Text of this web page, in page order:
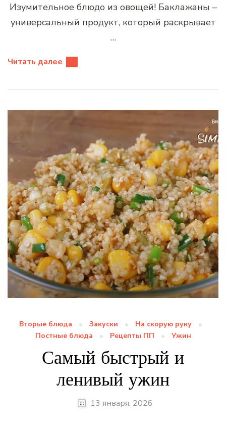
Изумительное блюдо из овощей! Баклажаны –
универсальный продукт, который раскрывает
…
Читать далее
Вторые блюда Закуски
На скорую руку
Постные блюда
Рецепты ПП Ужин
Самый быстрый и
ленивый ужин
13 января, 2026